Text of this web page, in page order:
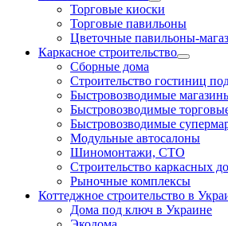
Торговые киоски
Торговые павильоны
Цветочные павильоны-
Каркасное строительство
Сборные дома
Строительство гостиниц
Быстровозводимые
Быстровозводимые
Быстровозводимые
Модульные автосалоны
Шиномонтажи, СТО
Строительство каркасных
Рыночные комплексы
Коттеджное строительство в
Дома под ключ в Украине